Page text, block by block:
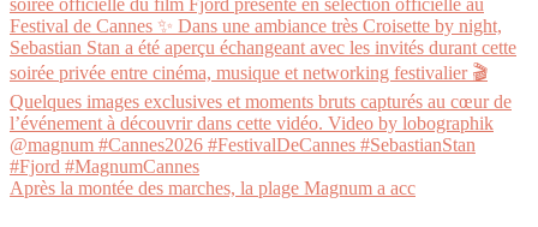
Après la montée des marches, la plage Magnum a acc